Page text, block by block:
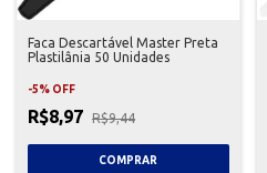
Faca Descartável Master Preta
Plastilânia 50 Unidades
-5% OFF
R$8,97 R$9,44